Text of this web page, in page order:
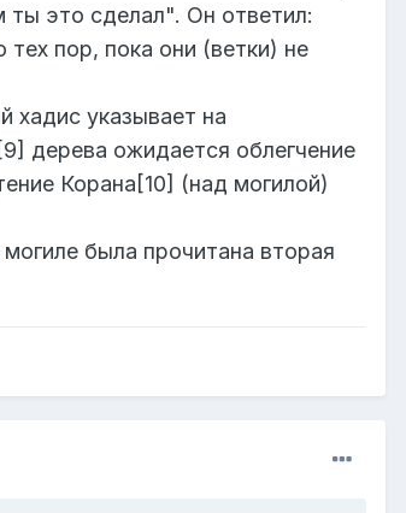
это сделал". Он ответил:
пор, пока они (ветки) не
хадис указывает на
дерева ожидается облегчение
Корана[10] (над могилой)
была прочитана вторая